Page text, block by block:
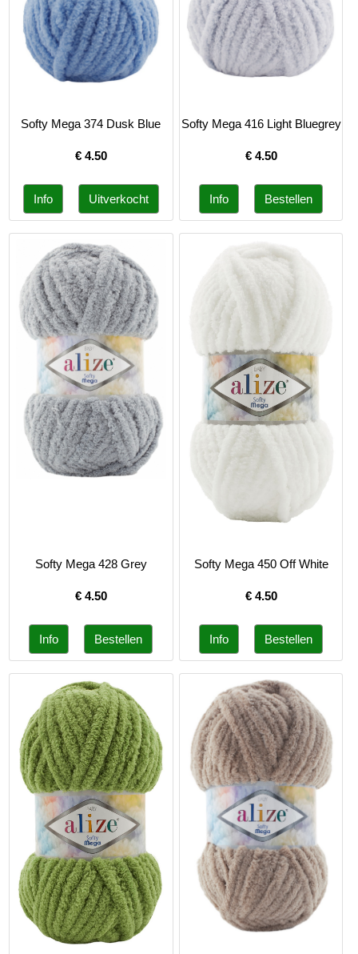
Softy Mega 374 Dusk Blue
€ 4.50
Softy Mega 416 Light Bluegrey
€ 4.50
Softy Mega 428 Grey
€ 4.50
Softy Mega 450 Off White
€ 4.50